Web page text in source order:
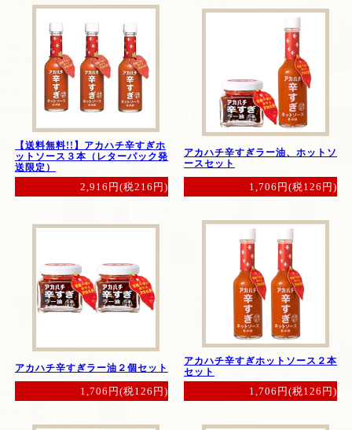
【送料無料!!】アカハチ辛すぎホ
ットソース３本（レターパック発
送限定）
2,916円(税216円)
アカハチ辛すぎラー油、ホットソ
ースセット
1,706円(税126円)
アカハチ辛すぎラー油２個セット
1,706円(税126円)
アカハチ辛すぎホットソース２本
セット
1,706円(税126円)